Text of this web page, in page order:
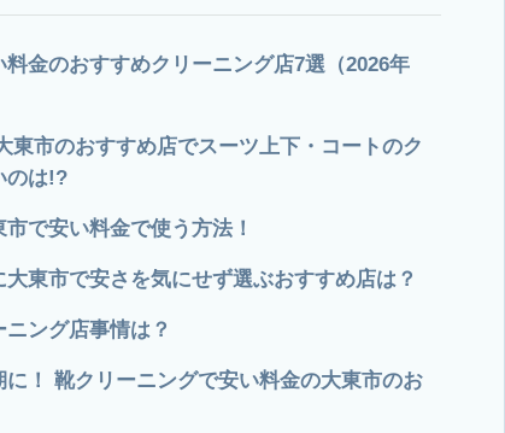
金のおすすめクリーニング店7選（2026年
東市のおすすめ店でスーツ上下・コートのク
のは!?
で安い料金で使う方法！
東市で安さを気にせず選ぶおすすめ店は？
ング店事情は？
！ 靴クリーニングで安い料金の大東市のお